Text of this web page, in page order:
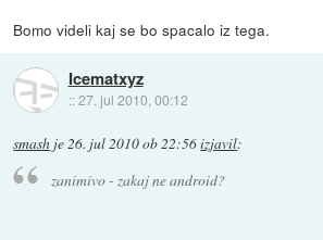
Bomo videli kaj se bo spacalo iz tega.
Icematxyz
::27. jul 2010, 00:12
smash je26. jul 2010 ob 22:56izjavil:
zanimivo - zakaj ne android?